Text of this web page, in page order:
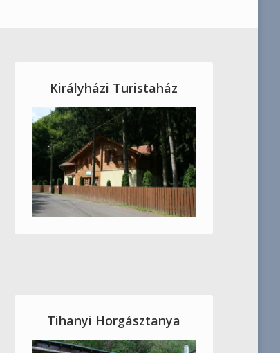
Királyházi Turistaház
Tihanyi Horgásztanya